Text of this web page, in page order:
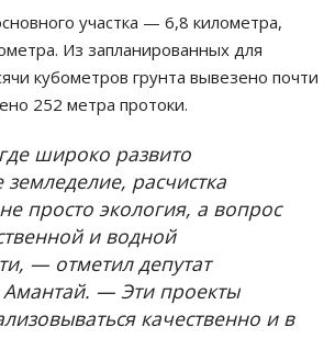
участка — 6,8 километра,
Из запланированных для
кубометров грунта вывезено почти
252 метра протоки.
широко развито
расчистка
просто экология, а вопрос
и водной
— отметил депутат
— Эти проекты
качественно и в